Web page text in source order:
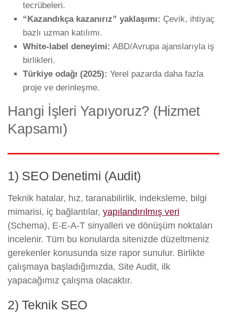
tecrübeleri.
“Kazandıkça kazanırız” yaklaşımı: Çevik, ihtiyaç
bazlı uzman katılımı.
White-label deneyimi: ABD/Avrupa ajanslarıyla iş
birlikleri.
Türkiye odağı (2025): Yerel pazarda daha fazla
proje ve derinleşme.
Hangi İşleri Yapıyoruz? (Hizmet
Kapsamı)
1) SEO Denetimi (Audit)
Teknik hatalar, hız, taranabilirlik, indeksleme, bilgi
mimarisi, iç bağlantılar, yapılandırılmış veri
(Schema), E-E-A-T sinyalleri ve dönüşüm noktaları
incelenir. Tüm bu konularda sitenizde düzeltmeniz
gerekenler konusunda size rapor sunulur. Birlikte
çalışmaya başladığımızda, Site Audit, ilk
yapacağımız çalışma olacaktır.
2) Teknik SEO